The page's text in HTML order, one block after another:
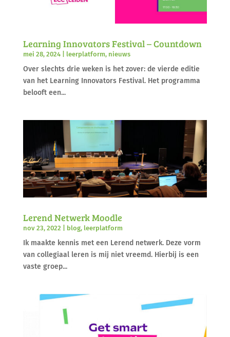
Learning Innovators Festival – Countdown
mei 28, 2024| leerplatform, nieuws
Over slechts drie weken is het zover: de vierde editie
van het Learning Innovators Festival. Het programma
belooft een...
Lerend Netwerk Moodle
nov 23, 2022 blog, leerplatform
Ik maakte kennis met een Lerend netwerk. Deze vorm
van collegiaal leren is mij niet vreemd. Hierbij is een
vaste groep...